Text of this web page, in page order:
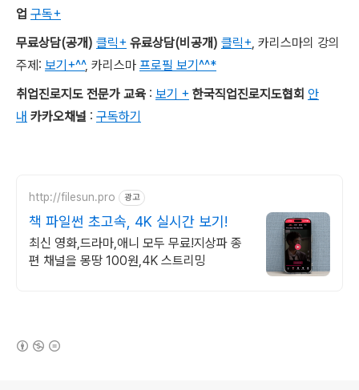
업 구독+
무료상담(공개) 클릭+ 유료상담(비공개) 클릭+, 카리스마의 강의
주제 : 보기+^^, 카리스마 프로필 보기^^*
취업진로지도 전문가 교육 : 보기 + 한국직업진로지도협회 안
내 카카오채널 : 구독하기
http://filesun.pro 광고
책 파일썬 초고속, 4K 실시간 보기!
최신 영화,드라마,애니 모두 무료!지상파 종
편 채널을 몽땅 100원,4K 스트리밍